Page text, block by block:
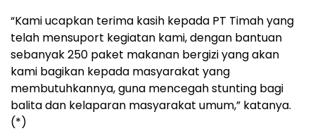
“Kami ucapkan terima kasih kepada PT Timah yang
telah mensuport kegiatan kami, dengan bantuan
sebanyak 250 paket makanan bergizi yang akan
kami bagikan kepada masyarakat yang
membutuhkannya, guna mencegah stunting bagi
balita dan kelaparan masyarakat umum,” katanya.
(*)